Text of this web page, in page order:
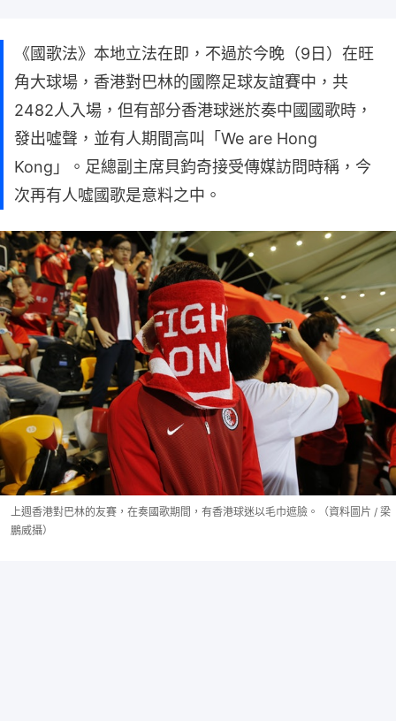
《國歌法》本地立法在即，不過於今晚（9日）在旺
角大球場，香港對巴林的國際足球友誼賽中，共
2482人入場，但有部分香港球迷於奏中國國歌時，
發出噓聲，並有人期間高叫「We are Hong
Kong」。足總副主席貝鈞奇接受傳媒訪問時稱，今
次再有人噓國歌是意料之中。
上週香港對巴林的友賽，在奏國歌期間，有香港球迷以毛巾遮臉。（資料圖片 / 梁
鵬威攝）